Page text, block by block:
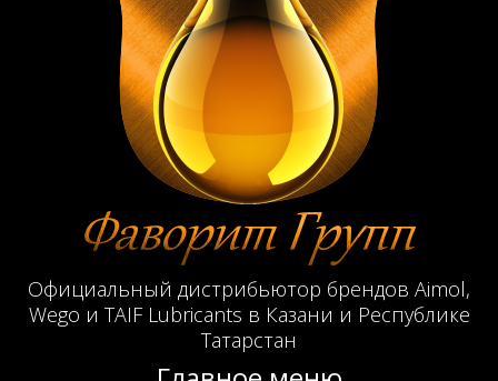
Официальный дистрибьютор брендов Aimol,
Wego и TAIF Lubricants в Казани и Республике
Татарстан